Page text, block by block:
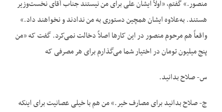
منصور.» گفتم، «اولاً ایشان علی برای من نیستند جناب آقای نخست‌وزیر
هستند. به‌علاوه ایشان همچین دستوری به من ندادند و نخواهند داد.»
واقعاً هم مرحوم منصور در این کارها اصلاً دخالت نمی‌کرد. گفت که «من
پنج میلیون تومان در اختیار شما می‌گذارم برای هر مصرفی که
س- صلاح بدانید.
ج- صلاح بدانید برای مصارف خیر.» من هم با خیلی عصانیت برای اینکه